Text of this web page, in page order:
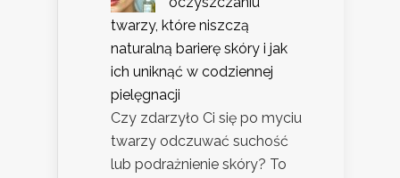
twarzy, które niszczą
naturalną barierę skóry i jak
ich uniknąć w codziennej
pielęgnacji
Czy zdarzyło Ci się po myciu
twarzy odczuwać suchość
lub podrażnienie skóry? To